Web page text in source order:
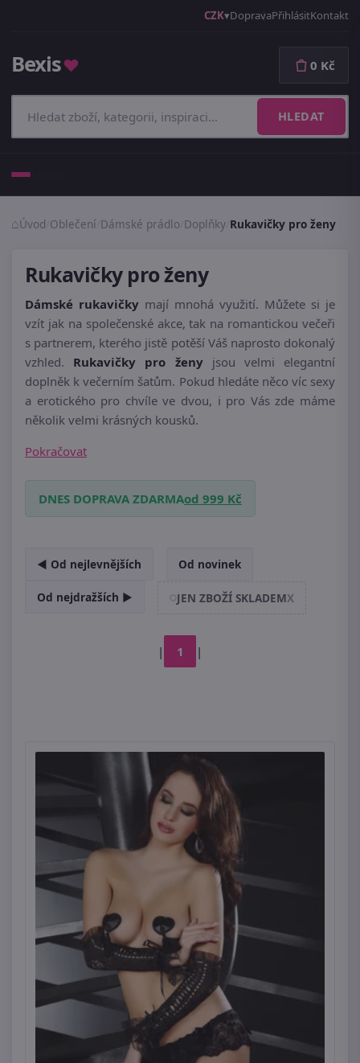
CZK DopravaPřihlásitKontakt
Bexis♥
HLEDAT
0 Kč
Úvod Oblečení Dámské prádlo Doplňky Rukavičky pro ženy
Rukavičky pro ženy
Dámské rukavičky mají mnohá využití. Můžete si je
vzít jak na společenské akce, tak na romantickou večeři
s partnerem, kterého jistě potěší Váš naprosto dokonalý
vzhled. Rukavičky pro ženyjsou velmi elegantní
doplněk k večerním šatům. Pokud hledáte něco víc sexy
a erotického pro chvíle ve dvou, i pro Vás zde máme
několik velmi krásných kousků.
Pokračovat
DNES DOPRAVA ZDARMAod 999 Kč
◄ Od nejlevnějších Od novinek
Od nejdražších ► JEN ZBOŽÍ SKLADEMX
| 1 |